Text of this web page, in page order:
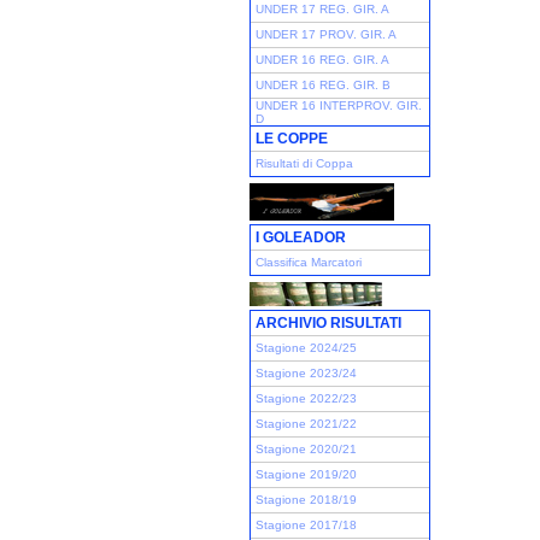
UNDER 17 REG. GIR. A
UNDER 17 PROV. GIR. A
UNDER 16 REG. GIR. A
UNDER 16 REG. GIR. B
UNDER 16 INTERPROV. GIR.
D
LE COPPE
Risultati di Coppa
I GOLEADOR
Classifica Marcatori
ARCHIVIO RISULTATI
Stagione 2024/25
Stagione 2023/24
Stagione 2022/23
Stagione 2021/22
Stagione 2020/21
Stagione 2019/20
Stagione 2018/19
Stagione 2017/18